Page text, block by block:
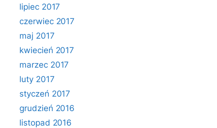
lipiec 2017
czerwiec 2017
maj 2017
kwiecień 2017
marzec 2017
luty 2017
styczeń 2017
grudzień 2016
listopad 2016